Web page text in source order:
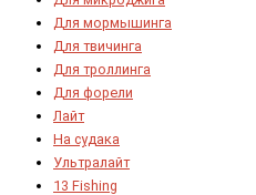
Для мормышинга
Для твичинга
Для троллинга
Для форели
Лайт
На судака
Ультралайт
13 Fishing